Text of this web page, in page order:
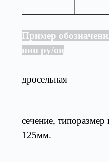
Пример
нип ру/оц
дросельная
сечение,
125мм.